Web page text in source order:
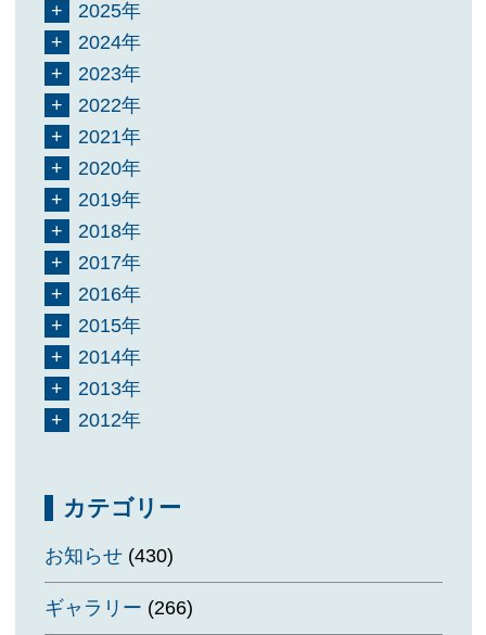
2025年
2024年
2023年
2022年
2021年
2020年
2019年
2018年
2017年
2016年
2015年
2014年
2013年
2012年
カテゴリー
お知らせ(430)
ギャラリー (266)